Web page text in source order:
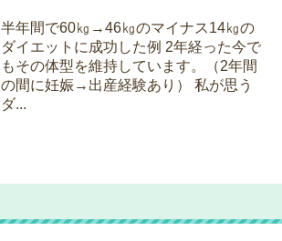
半年間で60㎏→46㎏のマイナス14㎏の
ダイエットに成功した例 2年経った今で
もその体型を維持しています。（2年間
の間に妊娠→出産経験あり） 私が思う
ダ...